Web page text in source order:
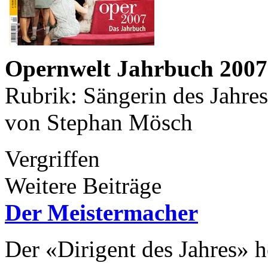
Opernwelt Jahrbuch 2007
Rubrik: Sängerin des
von Stephan Mösch
Vergriffen
Weitere Beiträge
Der Meistermacher
Der «Dirigent des Jahres»